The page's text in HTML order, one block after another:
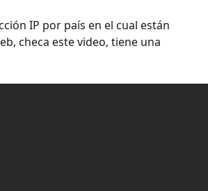
IP por país en el cual están
checa este video, tiene una